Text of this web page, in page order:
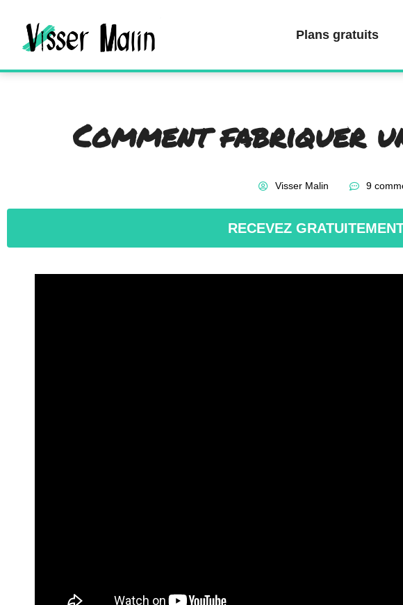
Plans gratuits
Comment fabriquer
Visser Malin 9
RECEVEZ